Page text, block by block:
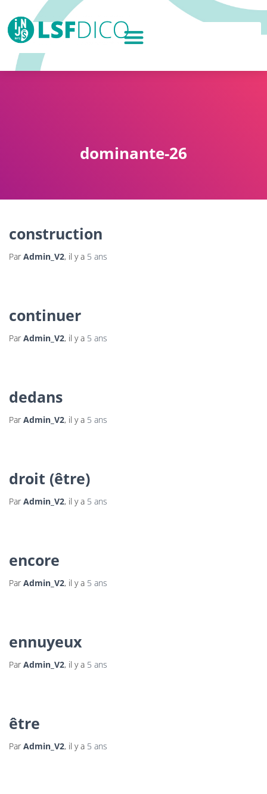
dominante-26
construction
ParAdmin_V2, il y a 5 ans
continuer
ParAdmin_V2, il y a 5 ans
dedans
ParAdmin_V2, il y a 5 ans
droit (être)
ParAdmin_V2, il y a 5 ans
encore
ParAdmin_V2, il y a 5 ans
ennuyeux
ParAdmin_V2, il y a 5 ans
être
ParAdmin_V2, il y a 5 ans